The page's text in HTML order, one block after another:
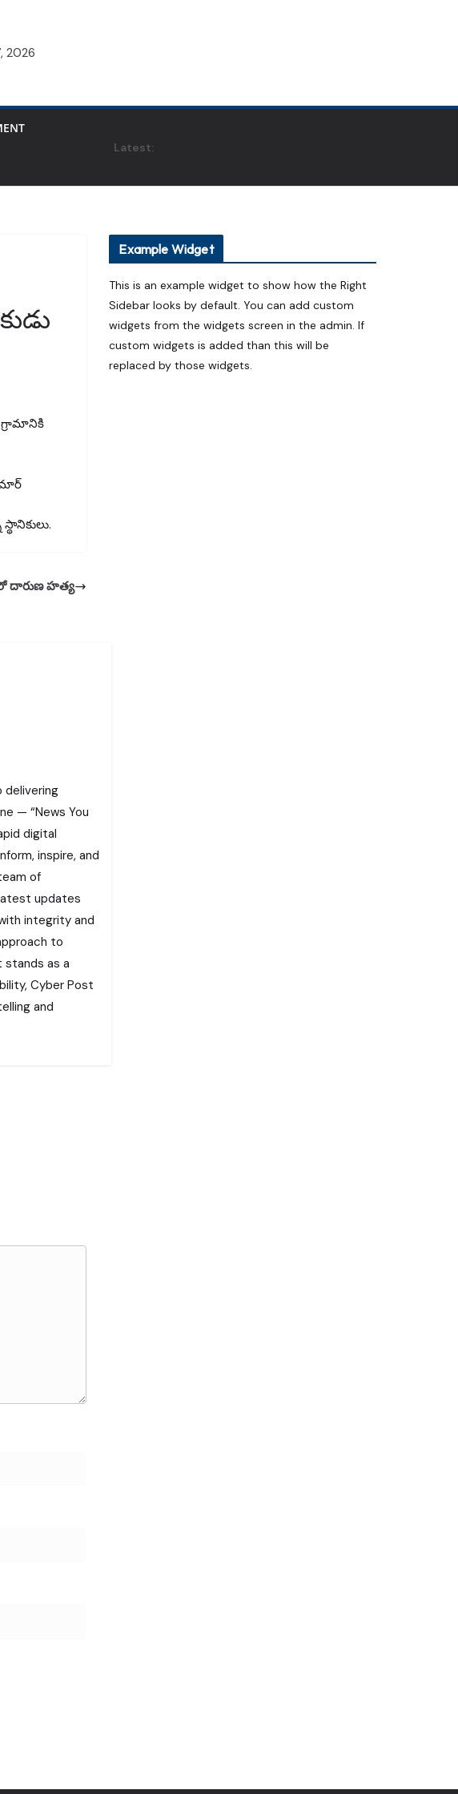
2026
Latest:
గ్రామానికి
హత్య
delivering
— “News You
digital
inspire, and
of
updates
integrity and
to
stands as a
Cyber Post
and
Example Widget
This is an example widget to show how the Right
Sidebar looks by default. You can add custom
widgets from the widgets screen in the admin. If
custom widgets is added than this will be
replaced by those widgets.